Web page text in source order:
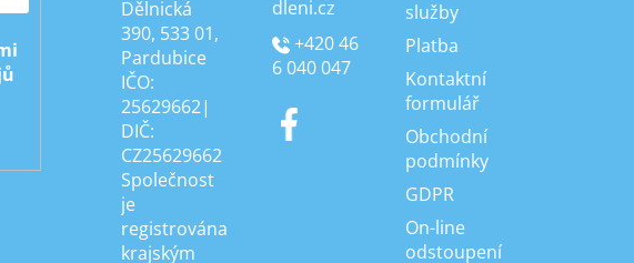
Dělnická
390, 533 01,
Pardubice
IČO:
25629662|
DIČ:
CZ25629662
Společnost
je
registrována
krajským
dleni.cz
+420 46
6 040 047
služby
Platba
Kontaktní
formulář
Obchodní
podmínky
GDPR
On-line
odstoupení